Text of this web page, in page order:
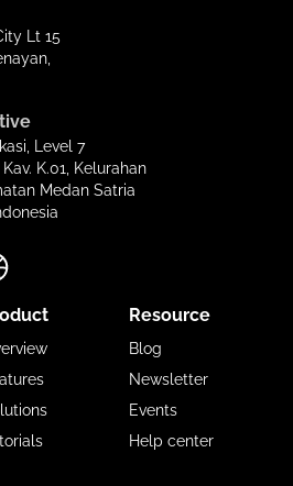
Lt 15
Level 7
K.01, Kelurahan
Medan Satria
Resource
Blog
Newsletter
Events
Help center